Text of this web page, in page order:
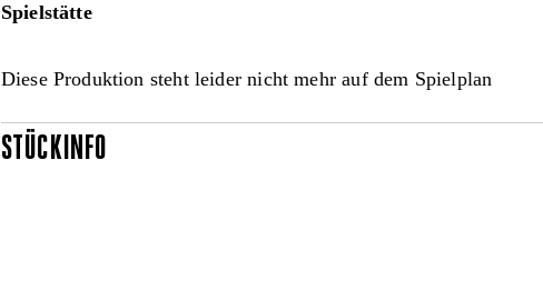
Spielstätte
Diese Produktion steht leider nicht mehr auf dem Spielplan
STÜCKINFO